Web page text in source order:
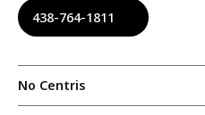
438-764-1811
No Centris